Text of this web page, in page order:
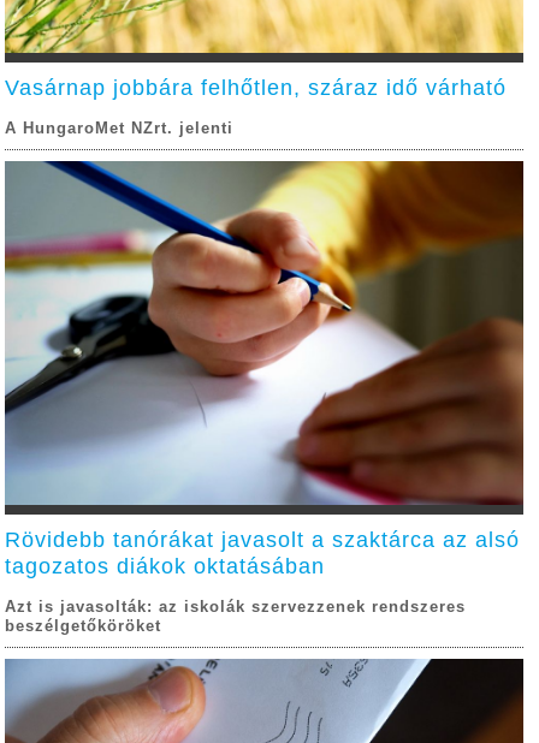
Vasárnap jobbára felhőtlen, száraz idő várható
A HungaroMet NZrt. jelenti
Rövidebb tanórákat javasolt a szaktárca az alsó
tagozatos diákok oktatásában
Azt is javasolták: az iskolák szervezzenek rendszeres
beszélgetőköröket